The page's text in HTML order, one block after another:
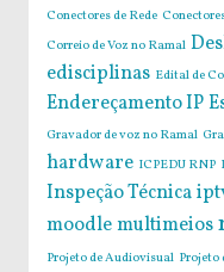
Conectores de Rede
Correio de Voz no Ramal
edisciplinas Edital de
Endereçamento IP
Gravador de voz no Ramal
hardware ICPEDU RNP
Inspeção Técnica
moodlemultimeios
Projeto de Audiovisual Projeto